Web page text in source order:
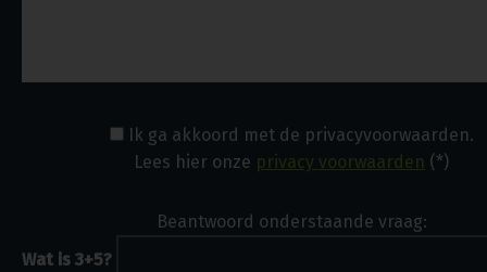
Ik ga akkoord met de privacyvoorwaarden.
Lees hier onze privacy voorwaarden (*)
Beantwoord onderstaande vraag:
Wat is 3+5?